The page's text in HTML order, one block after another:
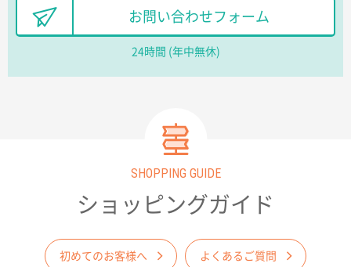
長野県R社様
2026年02月09日 14:27
厚手コットンA4フラットトート ナチュラル
商品がよさそうだったから
東京都N社様
2026年01月29日 11:46
お問い合わせフォーム
24時間 (年中無休)
SHOPPING GUIDE
ショッピングガイド
初めてのお客様へ よくあるご質問